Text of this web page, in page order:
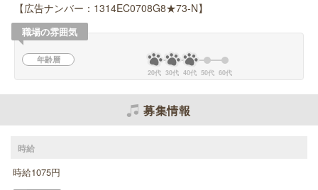
【広告ナンバー：1314EC0708G8★73-N】
職場の雰囲気
年齢層
20代 30代 40代 50代 60代
募集情報
時給
時給1075円